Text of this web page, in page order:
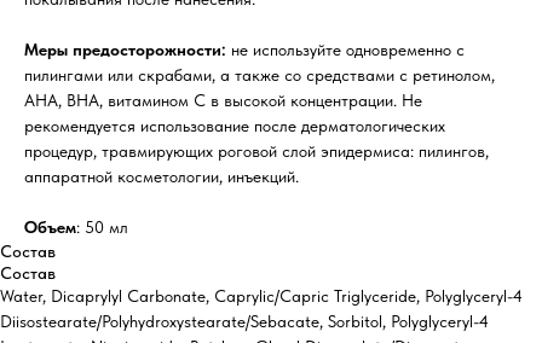
Меры предосторожности: не используйте одновременно с
пилингами или скрабами, а также со средствами с ретинолом,
AHA, BHA, витамином C в высокой концентрации. Не
рекомендуется использование после дерматологических
процедур, травмирующих роговой слой эпидермиса: пилингов,
аппаратной косметологии, инъекций.
Объем: 50 мл
Состав
Состав
Water, Dicaprylyl Carbonate, Caprylic/Capric Triglyceride, Polyglyceryl-4
Diisostearate/Polyhydroxystearate/Sebacate, Sorbitol, Polyglyceryl-4